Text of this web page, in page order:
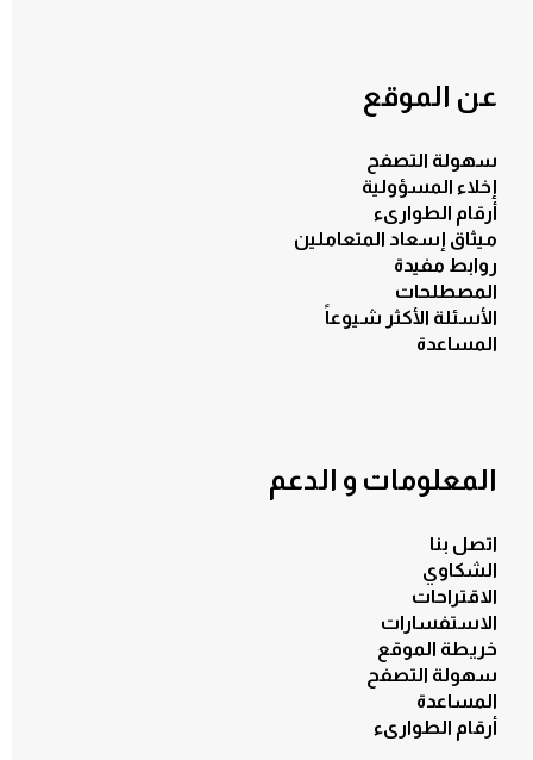
عن الموقع
سهولة التصفح
إخلاء المسؤولية
أرقام الطوارىء
ميثاق إسعاد المتعاملين
روابط مفيدة
المصطلحات
الأسئلة الأكثر شيوعاً
المساعدة
المعلومات و الدعم
اتصل بنا
الشكاوي
الاقتراحات
الاستفسارات
خريطة الموقع
سهولة التصفح
المساعدة
أرقام الطوارىء